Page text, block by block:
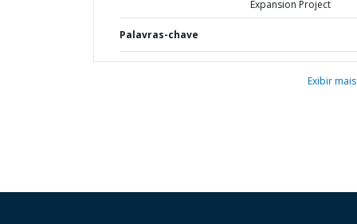
Expansion Project
Palavras-chave
Exibir mais